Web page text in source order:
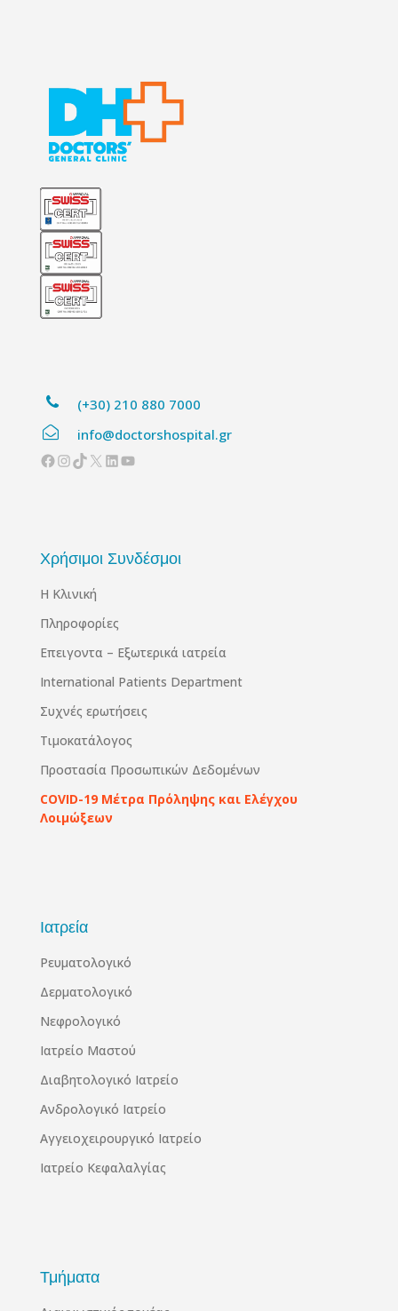
(+30) 210 880 7000
info@doctorshospital.gr
Facebook
Instagram
TikTok
X Linkedin
YouTube
Χρήσιμοι Συνδέσμοι
Η Κλινική
Πληροφορίες
Επειγοντα – Εξωτερικά ιατρεία
International Patients Department
Συχνές ερωτήσεις
Τιμοκατάλογος
Προστασία Προσωπικών Δεδομένων
COVID-19 Μέτρα Πρόληψης και Ελέγχου
Λοιμώξεων
Ιατρεία
Ρευματολογικό
Δερματολογικό
Νεφρολογικό
Ιατρείο Μαστού
Διαβητολογικό Ιατρείο
Ανδρολογικό Ιατρείο
Αγγειοχειρουργικό Ιατρείο
Ιατρείο Κεφαλαλγίας
Τμήματα